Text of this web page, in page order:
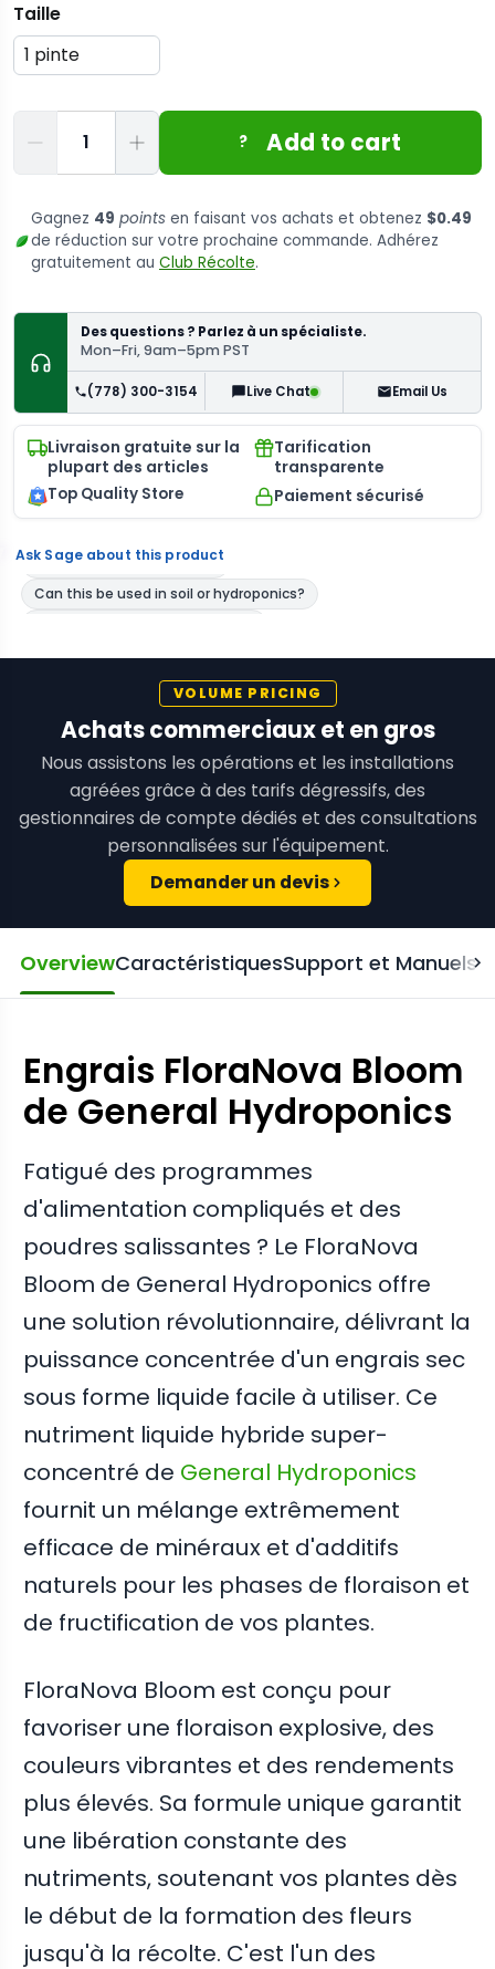
Taille
? Add to cart
Gagnez 49 points en faisant vos achats et obtenez $0.49
de réduction sur votre prochaine commande. Adhérez
gratuitement au Club Récolte.
Des questions ? Parlez à un spécialiste.
Mon–Fri, 9am–5pm PST
(778) 300-3154 Live Chat Email Us
Livraison gratuite sur la
plupart des articles
Tarification
transparente
Top Quality Store Paiement sécurisé
Ask Sage about this product
VOLUME PRICING
Achats commerciaux et en gros
Nous assistons les opérations et les installations
agréées grâce à des tarifs dégressifs, des
gestionnaires de compte dédiés et des consultations
personnalisées sur l'équipement.
Demander un devis
OverviewCaractéristiquesSupport et Manuels
Engrais FloraNova Bloom
de General Hydroponics
Fatigué des programmes
d'alimentation compliqués et des
poudres salissantes ? Le FloraNova
Bloom de General Hydroponics offre
une solution révolutionnaire, délivrant la
puissance concentrée d'un engrais sec
sous forme liquide facile à utiliser. Ce
nutriment liquide hybride super-
concentré de General Hydroponics
fournit un mélange extrêmement
efficace de minéraux et d'additifs
naturels pour les phases de floraison et
de fructification de vos plantes.
FloraNova Bloom est conçu pour
favoriser une floraison explosive, des
couleurs vibrantes et des rendements
plus élevés. Sa formule unique garantit
une libération constante des
nutriments, soutenant vos plantes dès
le début de la formation des fleurs
jusqu'à la récolte. C'est l'un des